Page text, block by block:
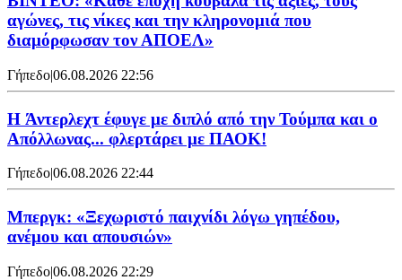
αγώνες, τις νίκες και την κληρονομιά που
διαμόρφωσαν τον ΑΠΟΕΛ»
Γήπεδο|06.08.2026 22:56
H Άντερλεχτ έφυγε με διπλό από την Τούμπα και ο
Απόλλωνας... φλερτάρει με ΠΑΟΚ!
Γήπεδο|06.08.2026 22:44
Μπεργκ: «Ξεχωριστό παιχνίδι λόγω γηπέδου,
ανέμου και απουσιών»
Γήπεδο|06.08.2026 22:29